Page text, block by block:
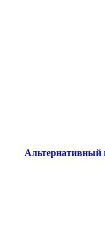
Альтернативный